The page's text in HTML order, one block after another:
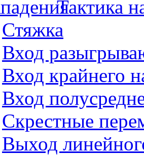
Тактика
Стяжка
Вход
Вход крайнего
Вход
Скрестные
Выход